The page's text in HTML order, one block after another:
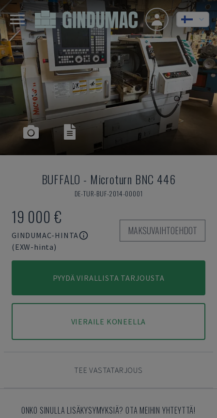
BUFFALO - Microturn BNC 446
DE-TUR-BUF-2014-00001
19 000 €
GINDUMAC-HINTA
(EXW-hinta)
MAKSUVAIHTOEHDOT
PYYDÄ VIRALLISTA TARJOUSTA
VIERAILE KONEELLA
TEE VASTATARJOUS
ONKO SINULLA LISÄKYSYMYKSIÄ? OTA MEIHIN YHTEYTTÄ!